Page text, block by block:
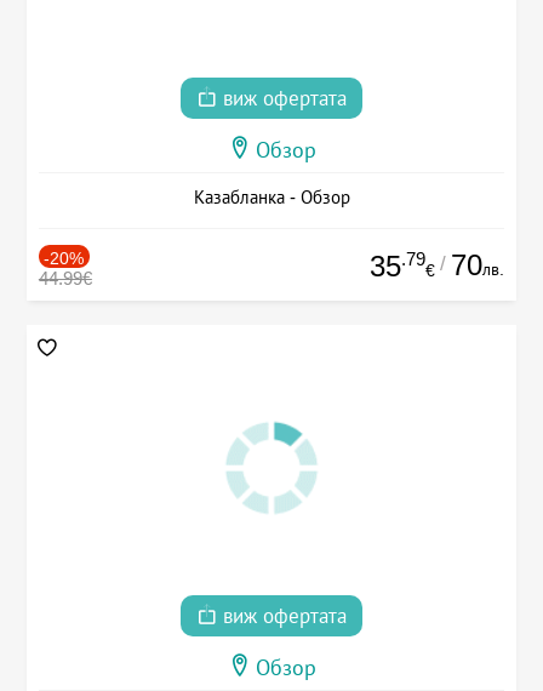
виж офертата
Обзор
Казабланка - Обзор
-20%
44.99€ 35.79
€ / 70лв.
виж офертата
Обзор